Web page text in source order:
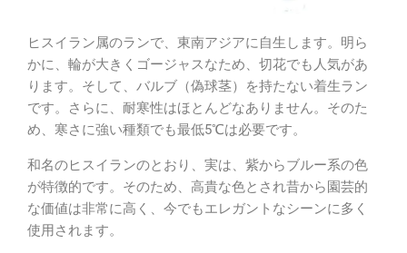
ヒスイラン属のランで、東南アジアに自生します。明ら
かに、輪が大きくゴージャスなため、切花でも人気があ
ります。そして、バルブ（偽球茎）を持たない着生ラン
です。さらに、耐寒性はほとんどなありません。そのた
め、寒さに強い種類でも最低5℃は必要です。
和名のヒスイランのとおり、実は、紫からブルー系の色
が特徴的です。そのため、高貴な色とされ昔から園芸的
な価値は非常に高く、今でもエレガントなシーンに多く
使用されます。